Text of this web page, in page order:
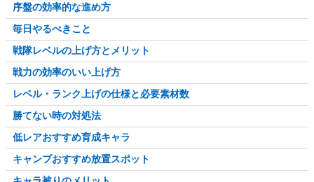
序盤の効率的な進め方
毎日やるべきこと
戦隊レベルの上げ方とメリット
戦力の効率のいい上げ方
レベル・ランク上げの仕様と必要素材数
勝てない時の対処法
低レアおすすめ育成キャラ
キャンプおすすめ放置スポット